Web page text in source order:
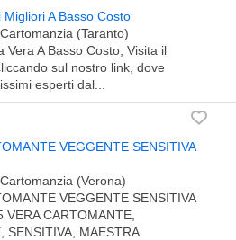
A Basso Costo
(Taranto)
Vera A Basso Costo, Visita il
sul nostro link, dove
esperti dal...
VEGGENTE SENSITIVA
(Verona)
VEGGENTE SENSITIVA
VERA CARTOMANTE,
SENSITIVA, MAESTRA